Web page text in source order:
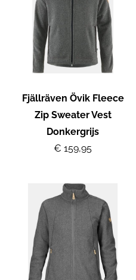
Fjällräven Övik Fleece
Zip Sweater Vest
Donkergrijs
€ 159,95